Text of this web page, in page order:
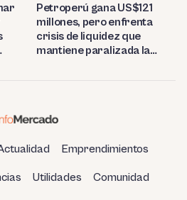
Petroperú gana US$121
millones, pero enfrenta
crisis de liquidez que
mantiene paralizada la
Emprendimientos
Utilidades Comunidad